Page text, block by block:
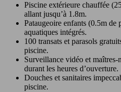
Piscine extérieure chauffée
allant jusqu’à 1.8m.
Pataugeoire enfants (0.5m de
aquatiques intégrés.
100 transats et parasols
piscine.
Surveillance vidéo et maîtres-
durant les heures d’ouverture.
Douches et sanitaires
piscine.